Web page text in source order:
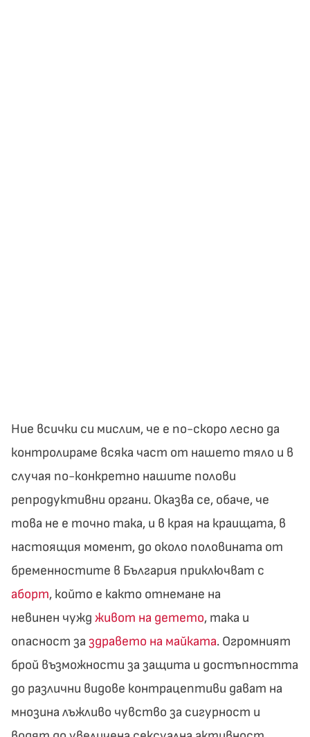
Ние всички си мислим, че е по-скоро лесно да
контролираме всяка част от нашето тяло и в
случая по-конкретно нашите полови
репродуктивни органи. Оказва се, обаче, че
това не е точно така, и в края на краищата, в
настоящия момент, до около половината от
бременностите в България приключват с
аборт, който е както отнемане на
невинен чужд живот на детето, така и
опасност заздравето на майката. Огромният
брой възможности за защита и достъпността
до различни видове контрацептиви дават на
мнозина лъжливо чувство за сигурност и